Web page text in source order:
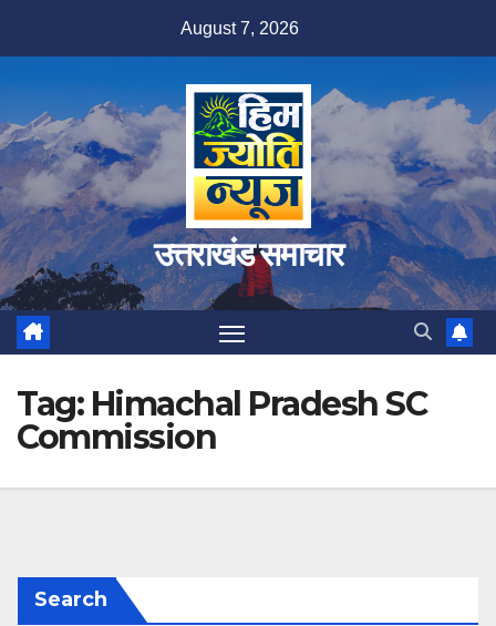
August 7, 2026
उत्तराखंड समाचार
Tag: Himachal Pradesh SC
Commission
Search